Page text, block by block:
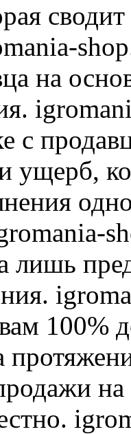
на
с
ущерб,
лишь
100%